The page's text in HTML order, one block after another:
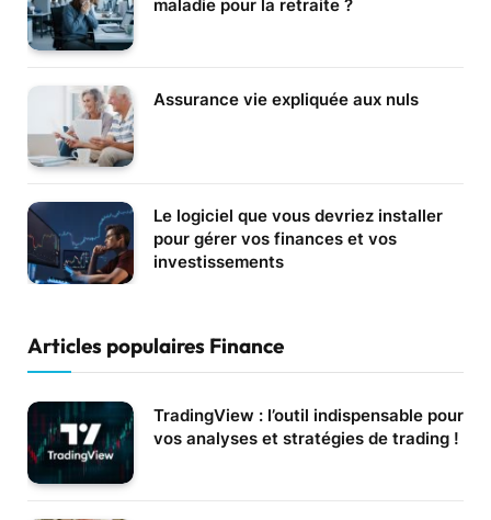
maladie pour la retraite ?
Assurance vie expliquée aux nuls
Le logiciel que vous devriez installer
pour gérer vos finances et vos
investissements
Articles populaires Finance
TradingView : l’outil indispensable pour
vos analyses et stratégies de trading !